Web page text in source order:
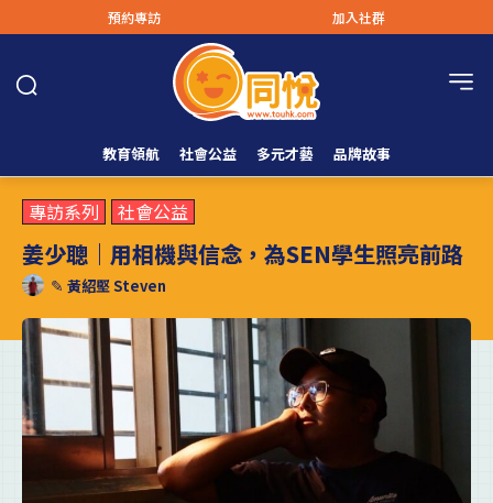
預約專訪 加入社群
教育領航 社會公益 多元才藝 品牌故事
專訪系列 社會公益
姜少聰｜用相機與信念，為SEN學生照亮前路
✎ 黃紹堅 Steven